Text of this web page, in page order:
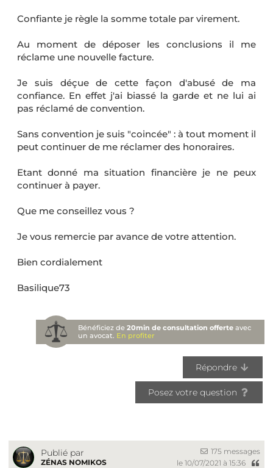
Confiante je règle la somme totale par virement.
Au moment de déposer les conclusions il me
réclame une nouvelle facture.
Je suis déçue de cette façon d'abusé de ma
confiance. En effet j'ai biassé la garde et ne lui ai
pas réclamé de convention.
Sans convention je suis "coincée" : à tout moment il
peut continuer de me réclamer des honoraires.
Etant donné ma situation financière je ne peux
continuer à payer.
Que me conseillez vous ?
Je vous remercie par avance de votre attention.
Bien cordialement
Basilique73
Bénéficiez de20min de consultation offerte avec
un avocat. En profiter
Répondre
Posez votre question
Publié par
ZÉNAS NOMIKOS
175 messages
le 10/07/2021 à 15:36